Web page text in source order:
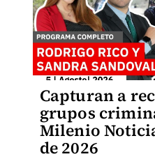
Capturan a
grupos
Milenio
de 2026